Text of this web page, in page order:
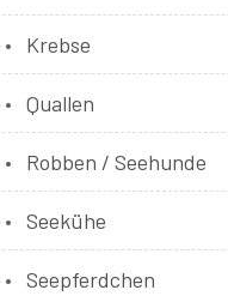
Krebse
Quallen
Robben / Seehunde
Seekühe
Seepferdchen